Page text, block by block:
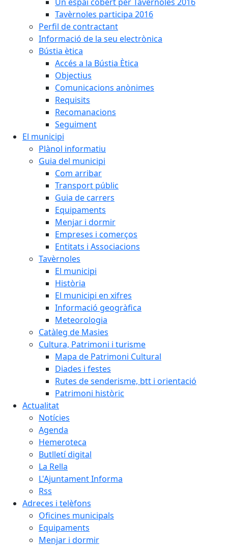
Tavèrnoles participa 2016
Perfil de contractant
Informació de la seu electrònica
Bústia ètica
Accés a la Bústia Ètica
Objectius
Comunicacions anònimes
Requisits
Recomanacions
Seguiment
El municipi
Plànol informatiu
Guia del municipi
Com arribar
Transport públic
Guia de carrers
Equipaments
Menjar i dormir
Empreses i comerços
Entitats i Associacions
Tavèrnoles
El municipi
Història
El municipi en xifres
Informació geogràfica
Meteorologia
Catàleg de Masies
Cultura, Patrimoni i turisme
Mapa de Patrimoni Cultural
Diades i festes
Rutes de senderisme, btt i orientació
Patrimoni històric
Actualitat
Notícies
Agenda
Hemeroteca
Butlletí digital
La Rella
L'Ajuntament Informa
Rss
Adreces i telèfons
Oficines municipals
Equipaments
Menjar i dormir